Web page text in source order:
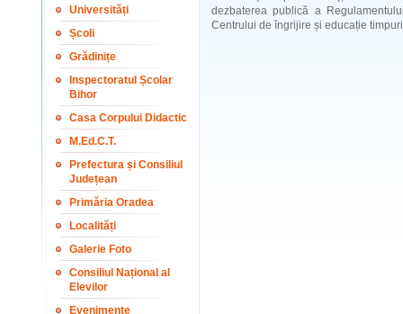
Universități
Școli
Grădinițe
Inspectoratul Școlar
Bihor
Casa Corpului Didactic
M.Ed.C.T.
Prefectura și Consiliul
Județean
Primăria Oradea
Localități
Galerie Foto
Consiliul Național al
Elevilor
Evenimente
dezbaterea publică a
Centrului de îngrijire și educație